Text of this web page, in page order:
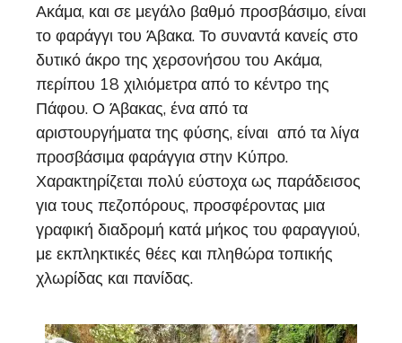
Ακάμα, και σε μεγάλο βαθμό προσβάσιμο, είναι
το φαράγγι του Άβακα. Το συναντά κανείς στο
δυτικό άκρο της χερσονήσου του Ακάμα,
περίπου 18 χιλιόμετρα από το κέντρο της
Πάφου. Ο Άβακας, ένα από τα
αριστουργήματα της φύσης, είναι από τα λίγα
προσβάσιμα φαράγγια στην Κύπρο.
Χαρακτηρίζεται πολύ εύστοχα ως παράδεισος
για τους πεζοπόρους, προσφέροντας μια
γραφική διαδρομή κατά μήκος του φαραγγιού,
με εκπληκτικές θέες και πληθώρα τοπικής
χλωρίδας και πανίδας.